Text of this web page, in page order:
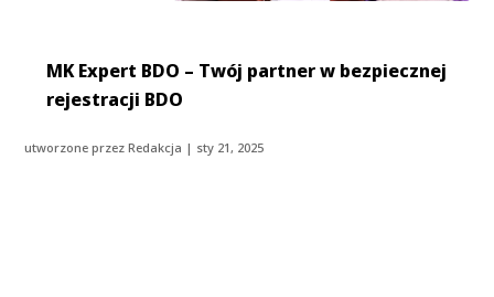
MK Expert BDO – Twój partner w bezpiecznej
rejestracji BDO
utworzone przezRedakcja | sty 21, 2025